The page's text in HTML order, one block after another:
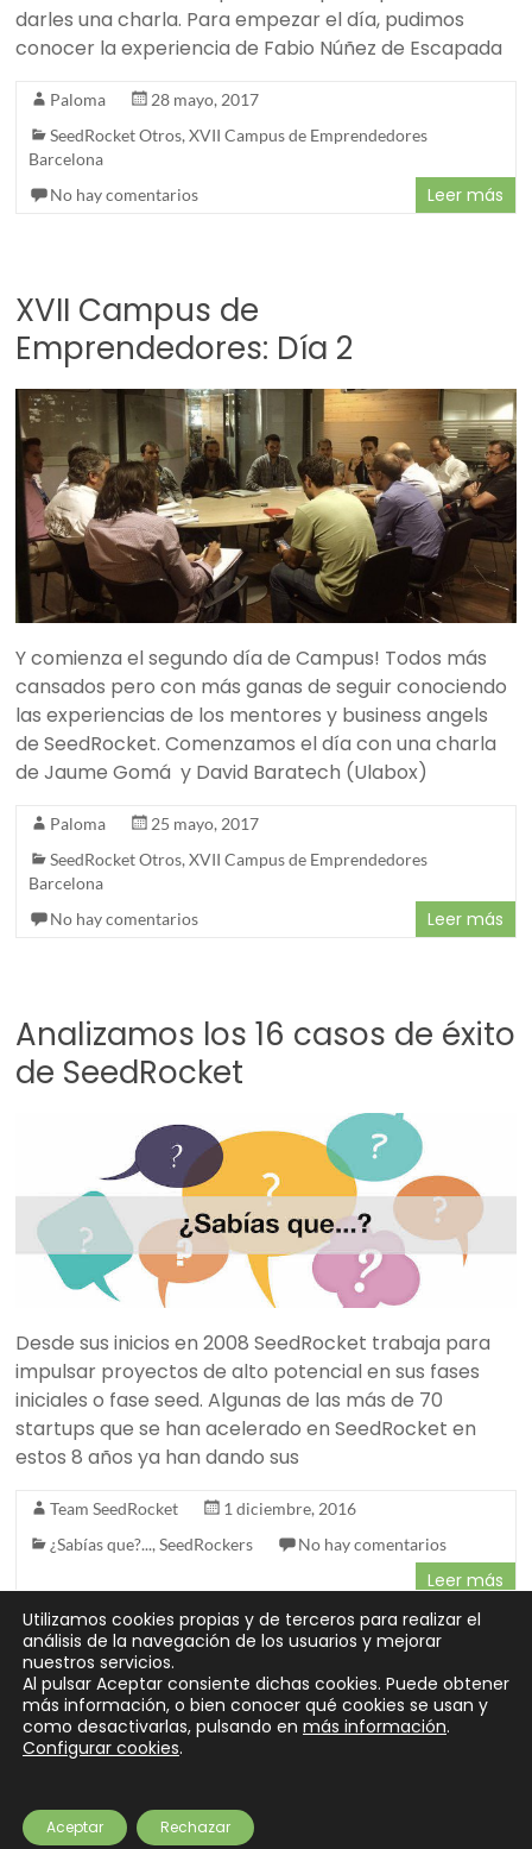
darles una charla. Para empezar el día, pudimos
conocer la experiencia de Fabio Núñez de Escapada
Paloma
28 mayo, 2017
SeedRocket Otros,XVII Campus de Emprendedores
Barcelona
No hay comentarios
Leer más
XVII Campus de
Emprendedores: Día 2
Y comienza el segundo día de Campus! Todos más
cansados pero con más ganas de seguir conociendo
las experiencias de los mentores y business angels
de SeedRocket. Comenzamos el día con una charla
de Jaume Gomá y David Baratech (Ulabox)
Paloma
25 mayo, 2017
SeedRocket Otros,XVII Campus de Emprendedores
Barcelona
No hay comentarios
Leer más
Analizamos los 16 casos de éxito
de SeedRocket
Desde sus inicios en 2008 SeedRocket trabaja para
impulsar proyectos de alto potencial en sus fases
iniciales o fase seed. Algunas de las más de 70
startups que se han acelerado en SeedRocket en
estos 8 años ya han dando sus
Team SeedRocket
1 diciembre, 2016
¿Sabías que?...,SeedRockers No hay comentarios
Leer más
« Anterior Siguiente »
Partners Preguntas frecuentes ¿Eres inversor?
Aviso legal
Privacidad
Utilizamos cookies propias y de terceros para realizar el
análisis de la navegación de los usuarios y mejorar
nuestros servicios.
Al pulsar Aceptar consiente dichas cookies. Puede obtener
más información, o bien conocer qué cookies se usan y
como desactivarlas, pulsando en más información.
Configurar cookies.
Aceptar Rechazar